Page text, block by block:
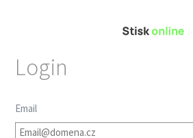
Login
Email